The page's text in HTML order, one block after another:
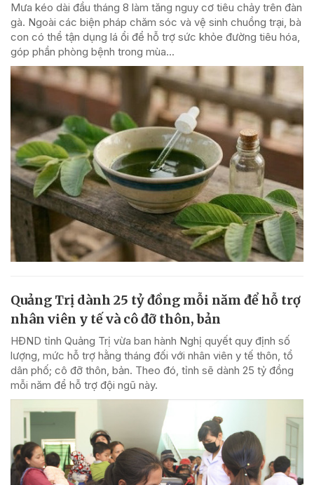
Mưa kéo dài đầu tháng 8 làm tăng nguy cơ tiêu chảy trên đàn
gà. Ngoài các biện pháp chăm sóc và vệ sinh chuồng trại, bà
con có thể tận dụng lá ổi để hỗ trợ sức khỏe đường tiêu hóa,
góp phần phòng bệnh trong mùa...
Quảng Trị dành 25 tỷ đồng mỗi năm để hỗ trợ
nhân viên y tế và cô đỡ thôn, bản
HĐND tỉnh Quảng Trị vừa ban hành Nghị quyết quy định số
lượng, mức hỗ trợ hằng tháng đối với nhân viên y tế thôn, tổ
dân phố; cô đỡ thôn, bản. Theo đó, tỉnh sẽ dành 25 tỷ đồng
mỗi năm để hỗ trợ đội ngũ này.